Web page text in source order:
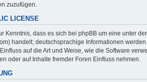
zuzufügen.
LICENSE
Kenntnis, dass es sich bei phpBB um eine unter der
handelt; deutschsprachige Informationen
auf die Art und Weise, wie die Software
oder auf Inhalte fremder Foren Einfluss nehmen.